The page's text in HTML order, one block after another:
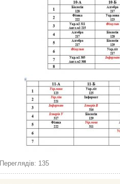
Переглядів: 135